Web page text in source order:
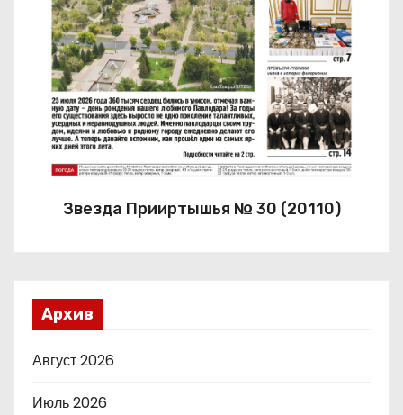
Звезда Прииртышья № 30 (20110)
Архив
Август 2026
Июль 2026